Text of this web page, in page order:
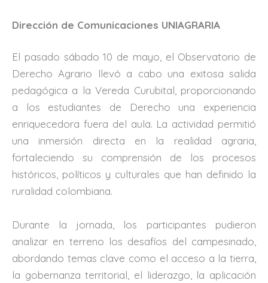
Dirección de Comunicaciones UNIAGRARIA
El pasado sábado 10 de mayo, el Observatorio de
Derecho Agrario llevó a cabo una exitosa salida
pedagógica a la Vereda Curubital, proporcionando
a los estudiantes de Derecho una experiencia
enriquecedora fuera del aula. La actividad permitió
una inmersión directa en la realidad agraria,
fortaleciendo su comprensión de los procesos
históricos, políticos y culturales que han definido la
ruralidad colombiana.
Durante la jornada, los participantes pudieron
analizar en terreno los desafíos del campesinado,
abordando temas clave como el acceso a la tierra,
la gobernanza territorial, el liderazgo, la aplicación